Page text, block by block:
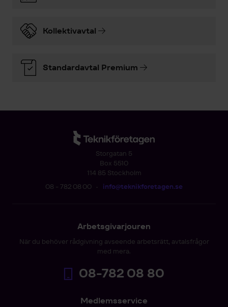
Kollektivavtal
Standardavtal Premium
Storgatan 5
Box 5510
114 85 Stockholm
08 - 782 08 00 • info@teknikforetagen.se
Arbetsgivarjouren
När du behöver rådgivning avseende arbetsrätt, avtalsfrågor
med mera.
08-782 08 80
Medlemsservice